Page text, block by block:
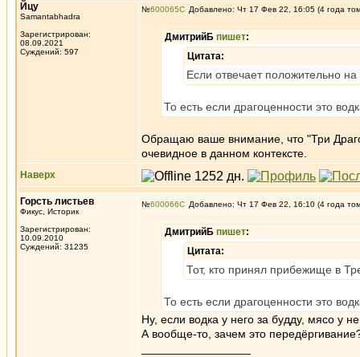
Йцу
Samantabhadra
Зарегистрирован:
08.09.2021
Суждений: 597
№600065 Добавлено: Чт 17 Фев 22, 16:05 (4 года
ДмитрийБ пишет:
Цитата:
Если отвечает положительно
То есть если драгоценности это
Обращаю ваше внимание, что "Три
очевидное в данном контексте.
Наверх
Горсть листьев
Фикус, Историк
Зарегистрирован:
10.09.2010
Суждений: 31235
№600066 Добавлено: Чт 17 Фев 22, 16:10 (4 года
ДмитрийБ пишет:
Цитата:
Тот, кто принял прибежище в
То есть если драгоценности это
Ну, если водка у него за будду, мясо у
А вообще-то, зачем это